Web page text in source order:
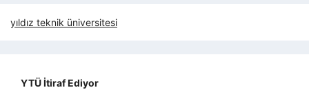
yıldız teknik üniversitesi
YTÜ İtiraf Ediyor